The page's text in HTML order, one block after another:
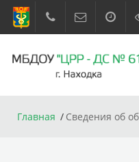
Главная Сведения об